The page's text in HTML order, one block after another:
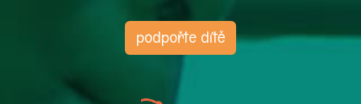
podpořte dítě